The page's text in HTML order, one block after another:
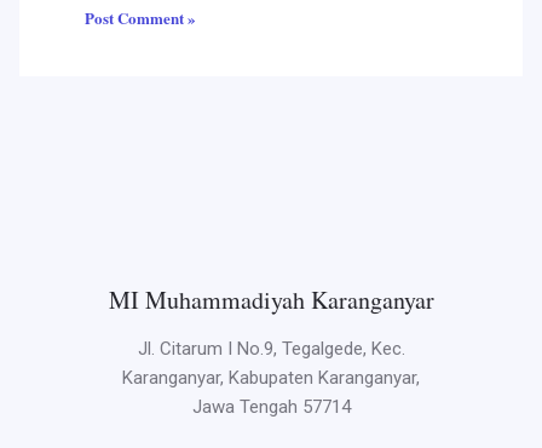
MI Muhammadiyah Karanganyar
Jl. Citarum I No.9, Tegalgede, Kec.
Karanganyar, Kabupaten Karanganyar,
Jawa Tengah 57714